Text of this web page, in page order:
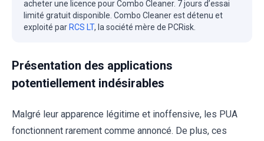
acheter une licence pour Combo Cleaner. 7 jours d’essai
limité gratuit disponible. Combo Cleaner est détenu et
exploité par RCS LT, la société mère de PCRisk.
Présentation des applications
potentiellement indésirables
Malgré leur apparence légitime et inoffensive, les PUA
fonctionnent rarement comme annoncé. De plus, ces